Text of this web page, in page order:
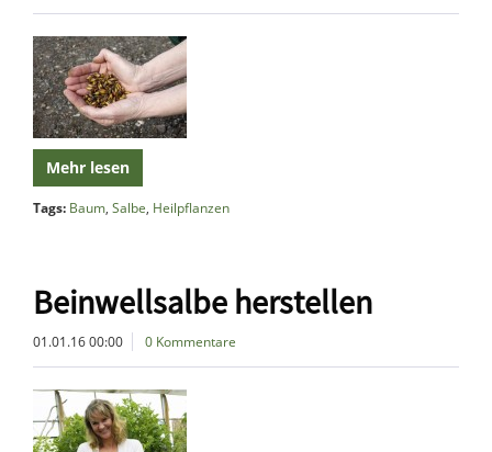
Mehr lesen
Tags: Baum, Salbe, Heilpflanzen
Beinwellsalbe herstellen
01.01.16 00:00 0 Kommentare